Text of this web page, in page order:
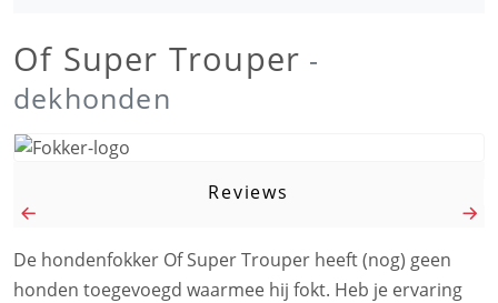
Of Super Trouper -
dekhonden
Reviews
De hondenfokker Of Super Trouper heeft (nog) geen
honden toegevoegd waarmee hij fokt. Heb je ervaring